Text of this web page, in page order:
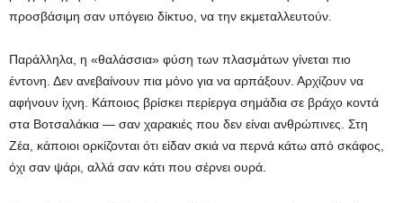
προσβάσιμη σαν υπόγειο δίκτυο, να την εκμεταλλευτούν.
Παράλληλα, η «θαλάσσια» φύση των πλασμάτων γίνεται πιο
έντονη. Δεν ανεβαίνουν πια μόνο για να αρπάξουν. Αρχίζουν να
αφήνουν ίχνη. Κάποιος βρίσκει περίεργα σημάδια σε βράχο κοντά
στα Βοτσαλάκια — σαν χαρακιές που δεν είναι ανθρώπινες. Στη
Ζέα, κάποιοι ορκίζονται ότι είδαν σκιά να περνά κάτω από σκάφος,
όχι σαν ψάρι, αλλά σαν κάτι που σέρνει ουρά.